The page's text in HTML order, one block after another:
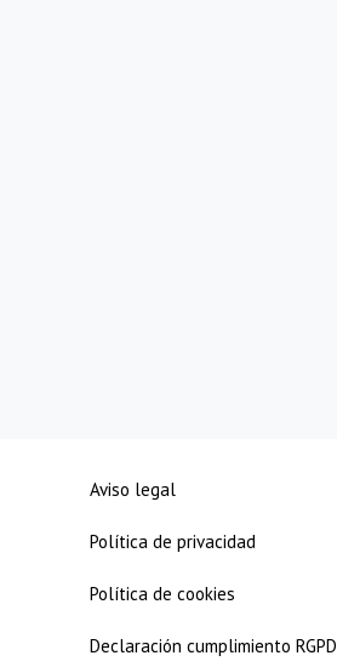
Aviso legal
Política de privacidad
Política de cookies
Declaración cumplimiento RGPD